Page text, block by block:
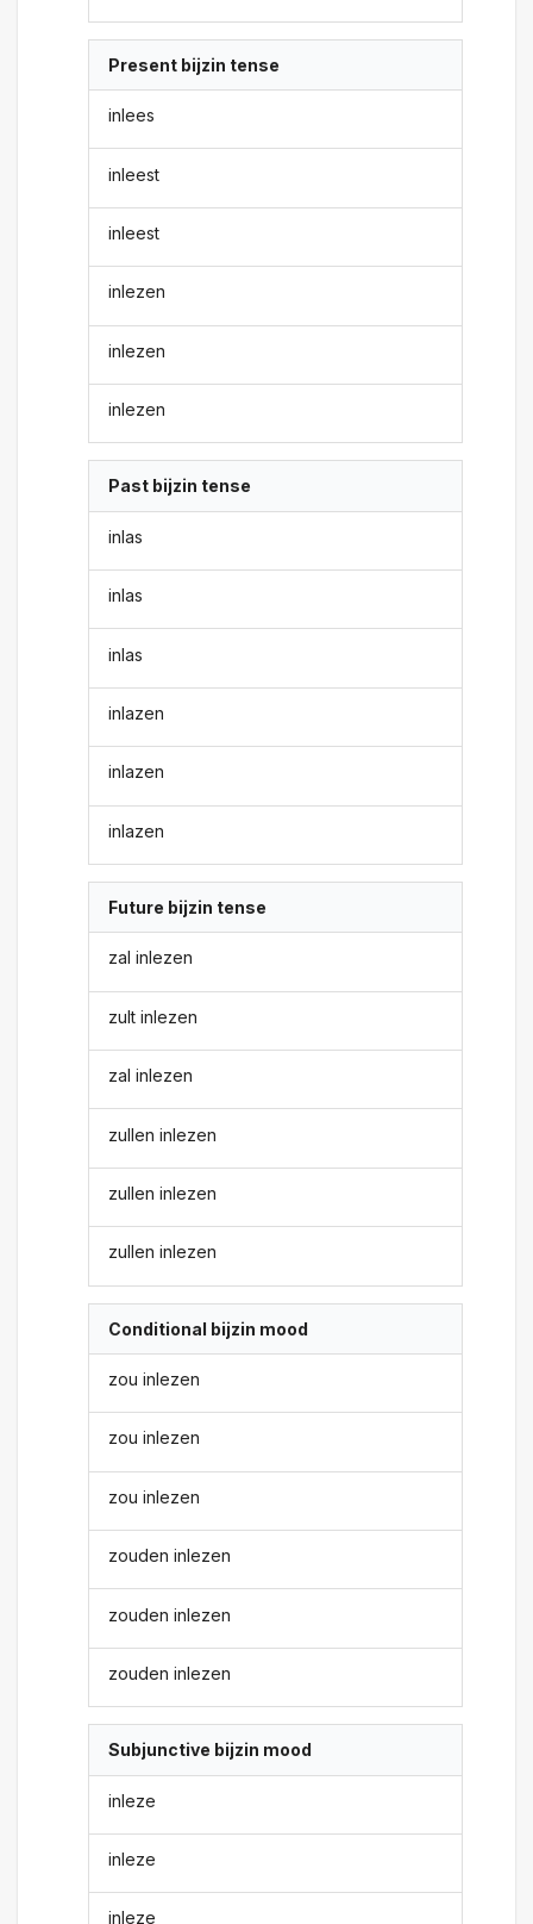
Present bijzin tense
inlees
inleest
inleest
inlezen
inlezen
inlezen
Past bijzin tense
inlas
inlas
inlas
inlazen
inlazen
inlazen
Future bijzin tense
zal inlezen
zult inlezen
zal inlezen
zullen inlezen
zullen inlezen
zullen inlezen
Conditional bijzin mood
zou inlezen
zou inlezen
zou inlezen
zouden inlezen
zouden inlezen
zouden inlezen
Subjunctive bijzin mood
inleze
inleze
inleze